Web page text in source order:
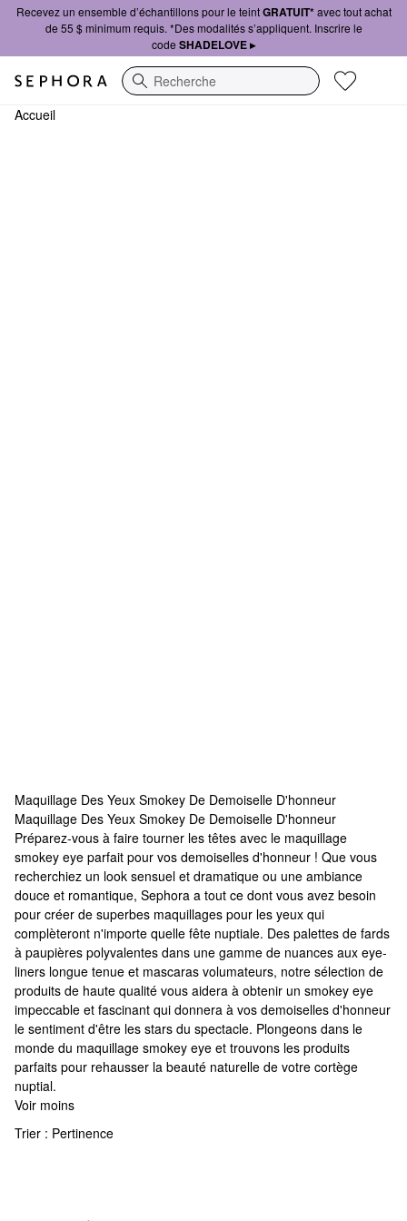
Recevez un ensemble d’échantillons pour le teintGRATUIT*avec tout achat
de 55 $ minimum requis. *Des modalités s’appliquent. Inscrire le
code SHADELOVE ▸
Recherche
Accueil
Maquillage Des Yeux Smokey De Demoiselle D'honneur
Maquillage Des Yeux Smokey De Demoiselle D'honneur
Maquillage Des Yeux Smokey De Demoiselle D'honneur
Préparez-vous à faire tourner les têtes avec le maquillage
smokey eye parfait pour vos demoiselles d'honneur ! Que vous
recherchiez un look sensuel et dramatique ou une ambiance
douce et romantique, Sephora a tout ce dont vous avez besoin
pour créer de superbes maquillages pour les yeux qui
complèteront n'importe quelle fête nuptiale. Des palettes de fards
à paupières polyvalentes dans une gamme de nuances aux eye-
liners longue tenue et mascaras volumateurs, notre sélection de
produits de haute qualité vous aidera à obtenir un smokey eye
impeccable et fascinant qui donnera à vos demoiselles d'honneur
le sentiment d'être les stars du spectacle. Plongeons dans le
monde du maquillage smokey eye et trouvons les produits
parfaits pour rehausser la beauté naturelle de votre cortège
nuptial.
Voir moins
Trier : Pertinence